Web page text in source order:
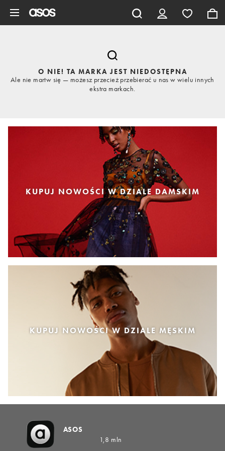
O NIE! TA MARKA JEST NIEDOSTĘPNA
Ale nie martw się — możesz przecież przebierać u nas w wielu innych
ekstra markach.
KUPUJ NOWOŚCI W DZIALE DAMSKIM
KUPUJ NOWOŚCI W DZIALE MĘSKIM
ASOS
1,8 mln